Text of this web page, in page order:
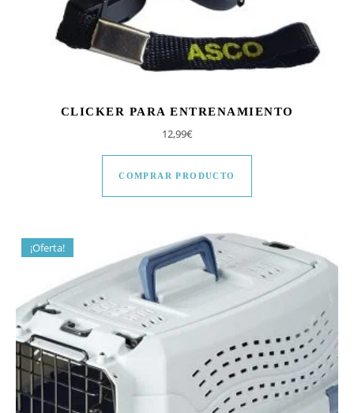
CLICKER PARA ENTRENAMIENTO
12,99€
COMPRAR PRODUCTO
¡Oferta!